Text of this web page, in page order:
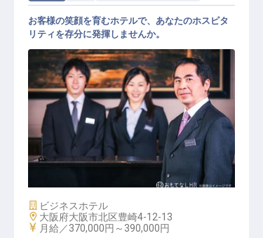
支配人（東横INN 梅田中津2）
お客様の笑顔を育むホテルで、あなたのホスピタ
リティを存分に発揮しませんか。
施設業態
ビジネスホテル
勤務地
大阪府大阪市北区豊崎4-12-13
給与
月給／370,000円～ 390,000円